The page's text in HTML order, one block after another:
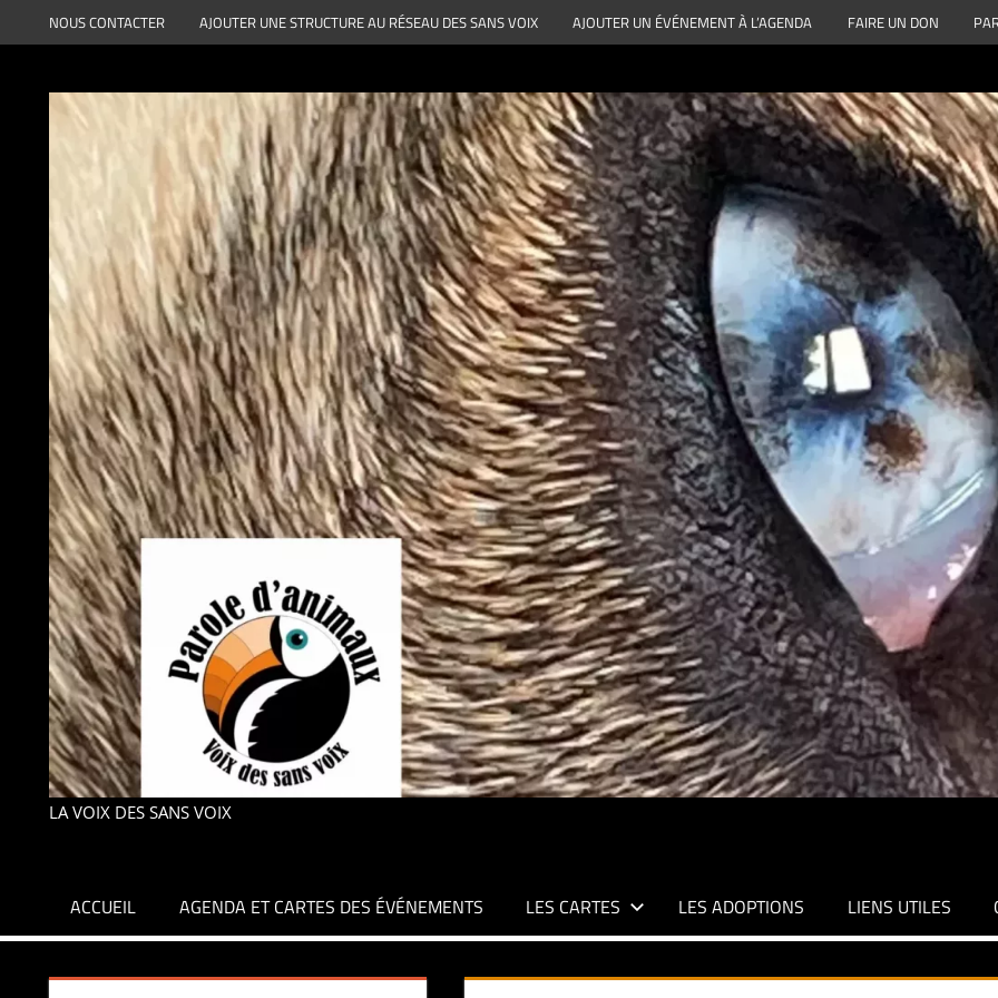
au
NOUS CONTACTER AJOUTER UNE STRUCTURE AU RÉSEAU DES SANS VOIX AJOUTER UN ÉVÉNEMENT À L’AGENDA FAIRE UN DON
LA VOIX DES SANS VOIX
ACCUEIL AGENDA ET CARTES DES ÉVÉNEMENTS LES CARTES LES ADOPTIONS LIENS UTILES